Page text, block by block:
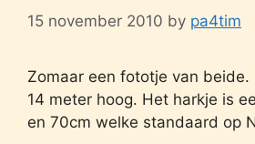
15 november 2010 by pa4tim
Zomaar een fototje van beide.
14 meter hoog. Het harkje is
en 70cm welke standaard op